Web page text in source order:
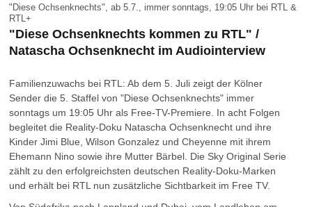
"Diese Ochsenknechts", ab 5.7., immer sonntags, 19:05 Uhr bei RTL &
RTL+
"Diese Ochsenknechts kommen zu RTL" /
Natascha Ochsenknecht im Audiointerview
Familienzuwachs bei RTL: Ab dem 5. Juli zeigt der Kölner
Sender die 5. Staffel von "Diese Ochsenknechts" immer
sonntags um 19:05 Uhr als Free-TV-Premiere. In acht Folgen
begleitet die Reality-Doku Natascha Ochsenknecht und ihre
Kinder Jimi Blue, Wilson Gonzalez und Cheyenne mit ihrem
Ehemann Nino sowie ihre Mutter Bärbel. Die Sky Original Serie
zählt zu den erfolgreichsten deutschen Reality-Doku-Marken
und erhält bei RTL nun zusätzliche Sichtbarkeit im Free TV.